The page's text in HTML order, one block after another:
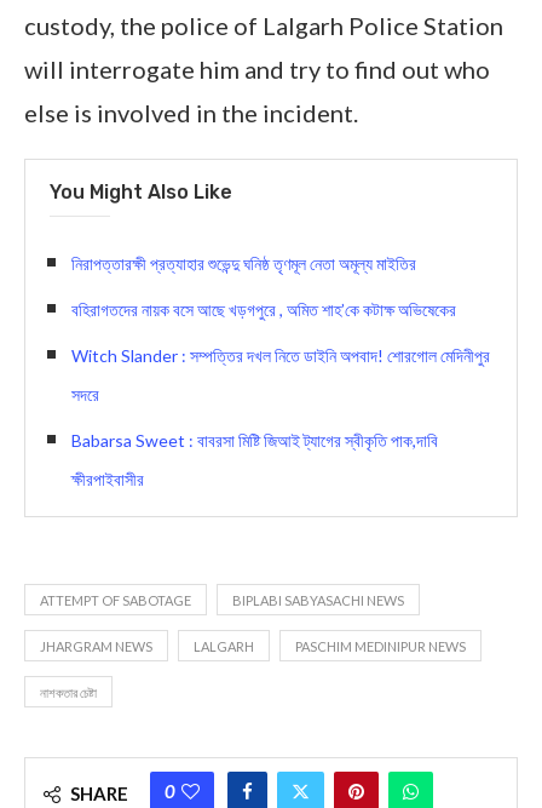
custody, the police of Lalgarh Police Station
will interrogate him and try to find out who
else is involved in the incident.
You Might Also Like
নিরাপত্তারক্ষী প্রত্যাহার শুভেন্দু ঘনিষ্ঠ তৃণমূল নেতা অমূল্য মাইতির
বহিরাগতদের নায়ক বসে আছে খড়গপুরে , অমিত শাহ’কে কটাক্ষ অভিষেকের
Witch Slander : সম্পত্তির দখল নিতে ডাইনি অপবাদ! শোরগোল মেদিনীপুর
সদরে
Babarsa Sweet : বাবরসা মিষ্টি জিআই ট্যাগের স্বীকৃতি পাক,দাবি
ক্ষীরপাইবাসীর
ATTEMPT OF SABOTAGE BIPLABI SABYASACHI NEWS
JHARGRAM NEWS LALGARH PASCHIM MEDINIPUR NEWS
নাশকতার চেষ্টা
SHARE 0